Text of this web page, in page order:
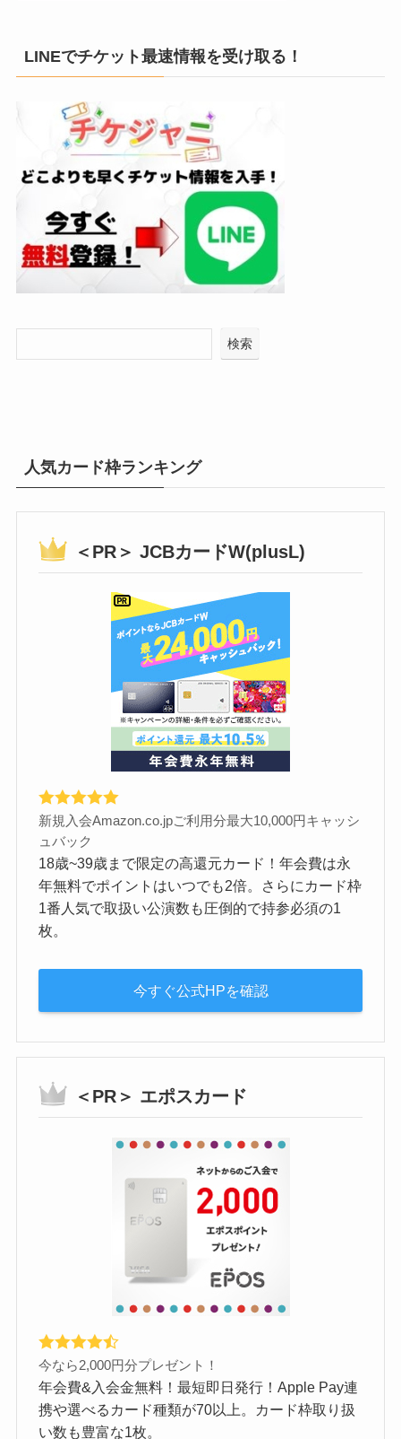
LINEでチケット最速情報を受け取る！
検索
人気カード枠ランキング
＜PR＞ JCBカードW(plusL)
新規入会Amazon.co.jpご利用分最大10,000円キャッシ
ュバック
18歳~39歳まで限定の高還元カード！年会費は永
年無料でポイントはいつでも2倍。さらにカード枠
1番人気で取扱い公演数も圧倒的で持参必須の1
枚。
今すぐ公式HPを確認
＜PR＞ エポスカード
今なら2,000円分プレゼント！
年会費&入会金無料！最短即日発行！Apple Pay連
携や選べるカード種類が70以上。カード枠取り扱
い数も豊富な1枚。